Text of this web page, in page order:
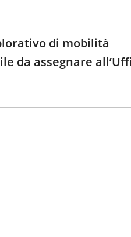
di mobilità
da assegnare